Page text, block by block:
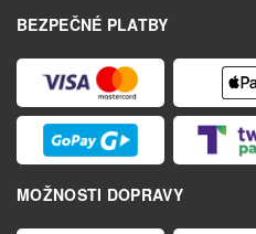
BEZPEČNÉ PLATBY
MOŽNOSTI DOPRAVY